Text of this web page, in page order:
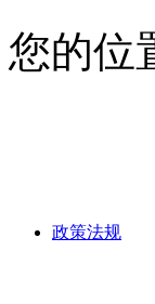
您的位
政策法规